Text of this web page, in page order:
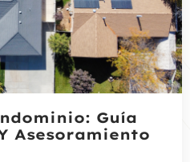
Guía
Asesoramiento